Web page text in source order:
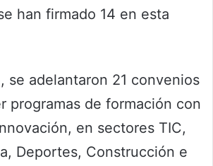
han firmado 14 en esta
se adelantaron 21 convenios
programas de formación con
en sectores TIC,
Deportes, Construcción e